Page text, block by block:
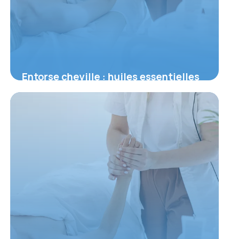
Entorse cheville : huiles essentielles
top